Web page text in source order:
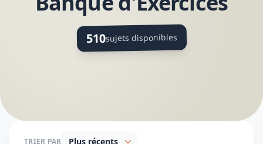
510sujets disponibles
TRIER PAR